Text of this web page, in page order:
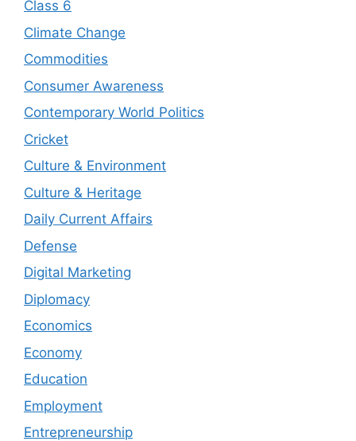
Class 6
Climate Change
Commodities
Consumer Awareness
Contemporary World Politics
Cricket
Culture & Environment
Culture & Heritage
Daily Current Affairs
Defense
Digital Marketing
Diplomacy
Economics
Economy
Education
Employment
Entrepreneurship